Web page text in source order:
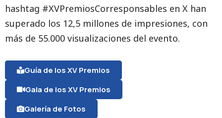
hashtag #XVPremiosCorresponsables en X han
superado los 12,5 millones de impresiones, con
más de 55.000 visualizaciones del evento.
Guía de los XV Premios
Gala de los XV Premios
Galería de Fotos